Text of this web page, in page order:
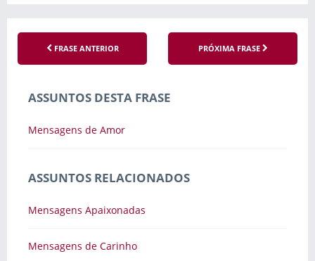
FRASE ANTERIOR PRÓXIMA FRASE
ASSUNTOS DESTA FRASE
Mensagens de Amor
ASSUNTOS RELACIONADOS
Mensagens Apaixonadas
Mensagens de Carinho